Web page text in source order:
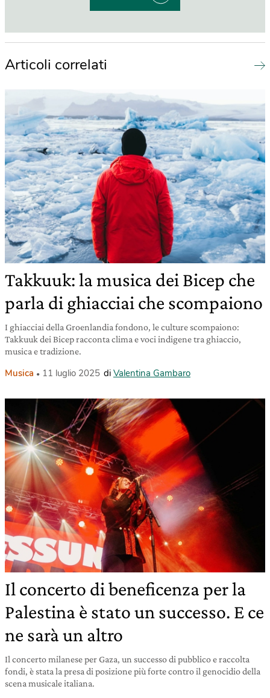
Articoli correlati
Takkuuk: la musica dei Bicep che
parla di ghiacciai che scompaiono
I ghiacciai della Groenlandia fondono, le culture scompaiono:
Takkuuk dei Bicep racconta clima e voci indigene tra ghiaccio,
musica e tradizione.
Musica 11 luglio 2025 di Valentina Gambaro
Il concerto di beneficenza per la
Palestina è stato un successo. E ce
ne sarà un altro
Il concerto milanese per Gaza, un successo di pubblico e raccolta
fondi, è stata la presa di posizione più forte contro il genocidio della
scena musicale italiana.